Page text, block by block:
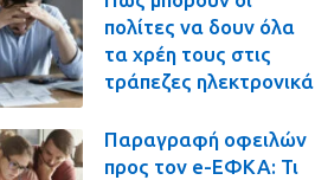
πολίτες να δουν όλα
τα χρέη τους στις
τράπεζες ηλεκτρονικά
Παραγραφή οφειλών
προς τον e-ΕΦΚΑ: Τι